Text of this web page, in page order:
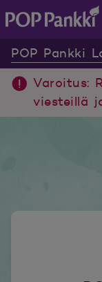
POP Pankki
Varoitus:
viesteillä